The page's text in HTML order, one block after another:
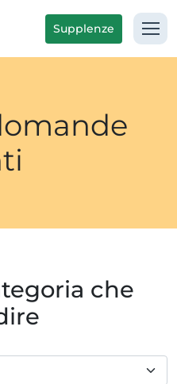
Supplenze
che